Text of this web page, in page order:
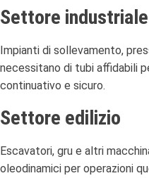
Settore industriale
Impianti di sollevamento,
necessitano di tubi affidabili
continuativo e sicuro.
Settore edilizio
Escavatori, gru e altri
oleodinamici per operazioni